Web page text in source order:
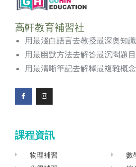
高軒教育補習社
用最淺白語言去教授最深奧知識
用最幽默方法去解答最沉悶題目
用最清晰筆記去解釋最複雜概念
F
a
o
o
I
n
g
r
a
課程資訊
物理補習
數